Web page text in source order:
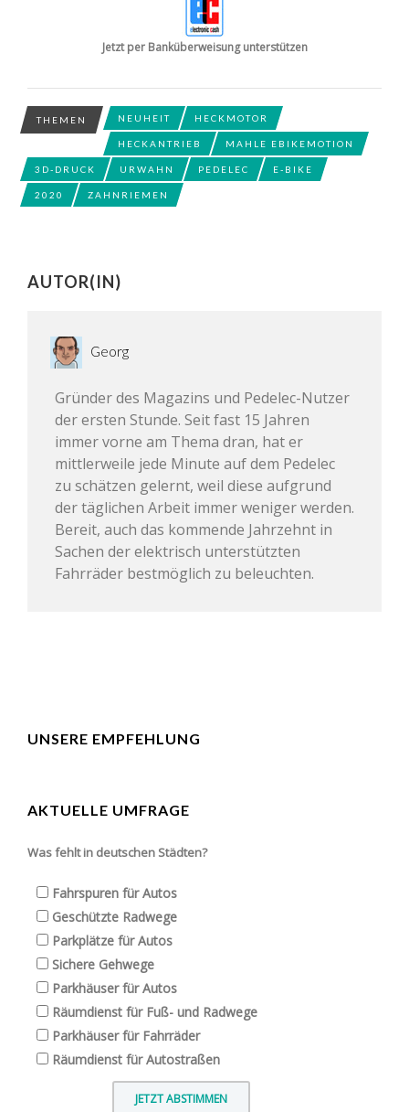
Jetzt per Banküberweisung unterstützen
THEMEN NEUHEIT HECKMOTOR
HECKANTRIEB MAHLE EBIKEMOTION
3D-DRUCK URWAHN PEDELEC E-BIKE
2020 ZAHNRIEMEN
AUTOR(IN)
Georg
Gründer des Magazins und Pedelec-Nutzer
der ersten Stunde. Seit fast 15 Jahren
immer vorne am Thema dran, hat er
mittlerweile jede Minute auf dem Pedelec
zu schätzen gelernt, weil diese aufgrund
der täglichen Arbeit immer weniger werden.
Bereit, auch das kommende Jahrzehnt in
Sachen der elektrisch unterstützten
Fahrräder bestmöglich zu beleuchten.
UNSERE EMPFEHLUNG
AKTUELLE UMFRAGE
Was fehlt in deutschen Städten?
Fahrspuren für Autos
Geschützte Radwege
Parkplätze für Autos
Sichere Gehwege
Parkhäuser für Autos
Räumdienst für Fuß- und Radwege
Parkhäuser für Fahrräder
Räumdienst für Autostraßen